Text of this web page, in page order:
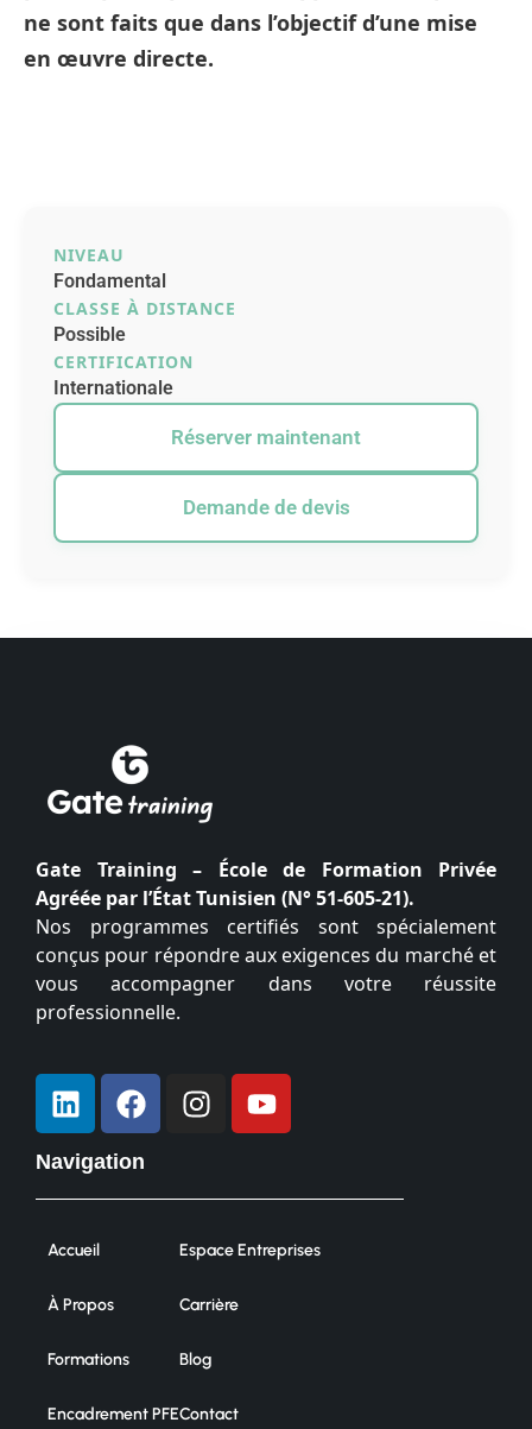
ne sont faits que dans l’objectif d’une mise
en œuvre directe.
NIVEAU
Fondamental
CLASSE À DISTANCE
Possible
CERTIFICATION
Internationale
Réserver maintenant
Demande de devis
Gate Training – École de Formation Privée
Agréée par l’État Tunisien (N° 51-605-21).
Nos programmes certifiés sont spécialement
conçus pour répondre aux exigences du marché et
vous accompagner dans votre réussite
professionnelle.
Navigation
Accueil
À Propos
Formations
Encadrement PFE
Espace Entreprises
Carrière
Blog
Contact